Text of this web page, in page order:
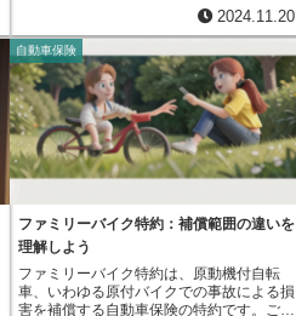
最適なプランを見つけるのは至難の業で
す。保険ブローカーは、豊富な知識と経験
を活かし、お客様一人ひとりのニーズに合
った保険商品を提案することで、複雑な保
険選びを分かりやすくします。保険ブロー
カーは複数の保険会社と提携しているた
め、様々な商品の中からお客様に最適なプ
ランを選ぶことができます。生命保険、自
動車保険、火災保険など、保険の種類も豊
富に取り揃えており、お客様それぞれの状
えば、お子様がいらっしゃるご家庭には、
将来の教育資金準備のための学資保険や、
万が一の時のための死亡保障を備えた生命
保険などをご提案します。また、マイカー
をお持ちの方には、事故の際の補償はもち
ろんのこと、ロードサービスが付帯した自
2024.11.20
自動車保険
ファミリーバイク特約：補償範囲の違いを
理解しよう
ファミリーバイク特約は、原動機付自転
車、いわゆる原付バイクでの事故による損
害を補償する自動車保険の特約です。ご自